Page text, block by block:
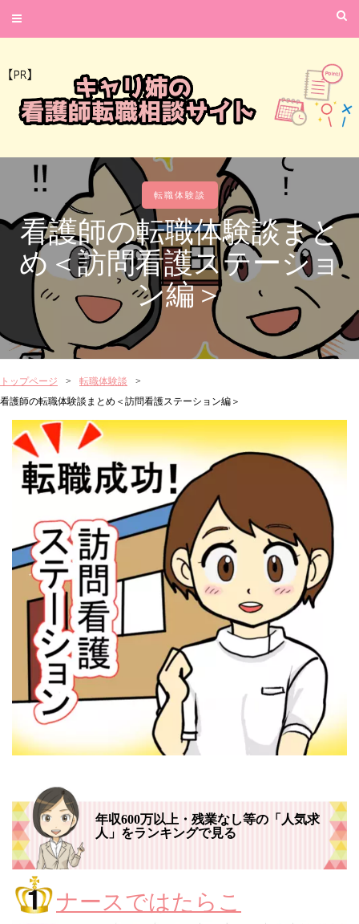
転職体験談
看護師の転職体験談まと
め＜訪問看護ステーショ
ン編＞
トップページ
転職体験談
看護師の転職体験談まとめ＜訪問看護ステーション編＞
年収600万以上・残業なし等の「人気求
人」をランキングで見る
ナースではたらこ